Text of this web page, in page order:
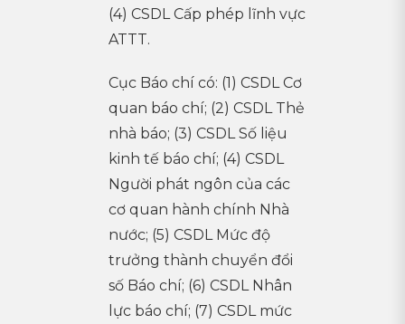
(4) CSDL Cấp phép lĩnh vực
ATTT.
Cục Báo chí có: (1) CSDL Cơ
quan báo chí; (2) CSDL Thẻ
nhà báo; (3) CSDL Số liệu
kinh tế báo chí; (4) CSDL
Người phát ngôn của các
cơ quan hành chính Nhà
nước; (5) CSDL Mức độ
trưởng thành chuyển đổi
số Báo chí; (6) CSDL Nhân
lực báo chí; (7) CSDL mức